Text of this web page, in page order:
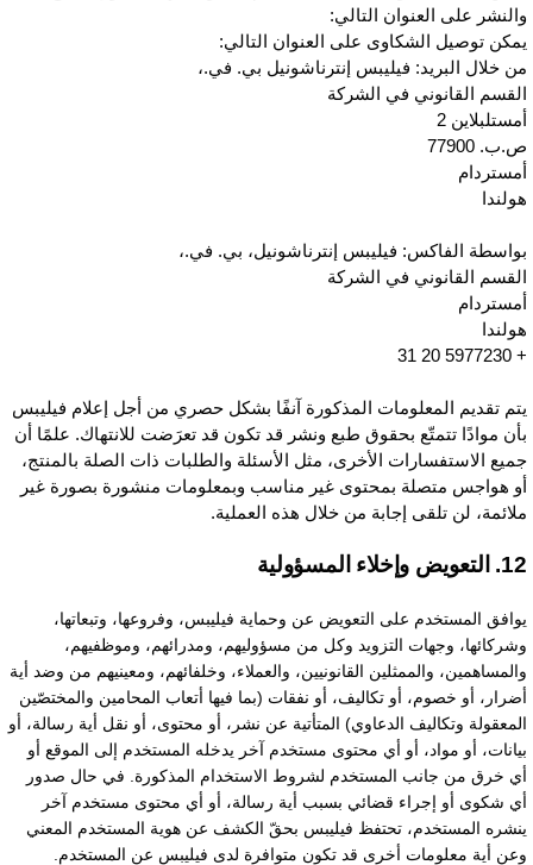
على العنوان التالي:
توصيل الشكاوى على العنوان التالي:
خلال البريد: فيليبس إنترناشونيل بي. في.،
القانوني في الشركة
2
77900
الفاكس: فيليبس إنترناشونيل، بي. في.،
القانوني في الشركة
+
تقديم المعلومات المذكورة آنفًا بشكل حصري من أجل إعلام فيليبس
موادًا تتمتّع بحقوق طبع ونشر قد تكون قد تعرَضت للانتهاك. علمًا أن
الاستفسارات الأخرى، مثل الأسئلة والطلبات ذات الصلة بالمنتج،
هواجس متصلة بمحتوى غير مناسب وبمعلومات منشورة بصورة غير
لن تلقى إجابة من خلال هذه العملية.
وإخلاء المسؤولية
المستخدم على التعويض عن وحماية فيليبس، وفروعها، وتبعاتها،
وجهات التزويد وكل من مسؤوليهم، ومدرائهم، وموظفيهم،
والممثلين القانونيين، والعملاء، وخلفائهم، ومعينيهم من وضد أية
أو خصوم، أو تكاليف، أو نفقات (بما فيها أتعاب المحامين والمختصّين
وتكاليف الدعاوي) المتأتية عن نشر، أو محتوى، أو نقل أية رسالة، أو
أو مواد، أو أي محتوى مستخدم آخر يدخله المستخدم إلى الموقع أو
خرق من جانب المستخدم لشروط الاستخدام المذكورة. في حال صدور
شكوى أو إجراء قضائي بسبب أية رسالة، أو أي محتوى مستخدم آخر
المستخدم، تحتفظ فيليبس بحقّ الكشف عن هوية المستخدم المعني
أية معلومات أخرى قد تكون متوافرة لدى فيليبس عن المستخدم.